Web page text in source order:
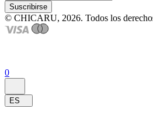
Suscribirse
© CHICARU, 2026. Todos los
0
ES